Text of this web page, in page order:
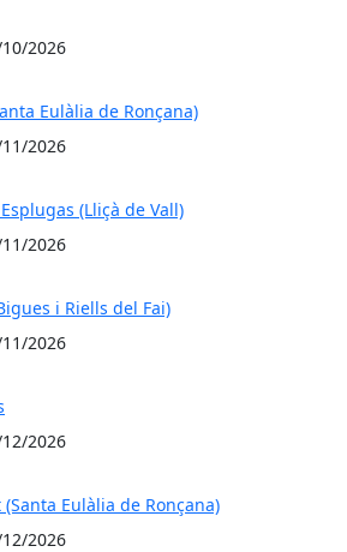
2026
Eulàlia de Ronçana)
2026
(Lliçà de Vall)
2026
i Riells del Fai)
2026
2026
Eulàlia de Ronçana)
2026